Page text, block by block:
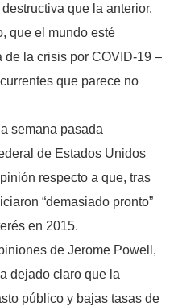
que la anterior.
que el mundo esté
la crisis por COVID-19 –
que parece no
semana pasada
de Estados Unidos
respecto a que, tras
“demasiado pronto”
en 2015.
de Jerome Powell,
dejado claro que la
público y bajas tasas de